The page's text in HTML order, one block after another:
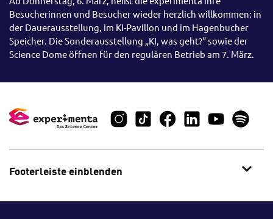
Besucherinnen und Besucher wieder herzlich willkommen: in
der Dauerausstellung, im KI-Pavillon und im Hagenbucher
Speicher. Die Sonderausstellung „KI, was geht?“ sowie der
Science Dome öffnen für den regulären Betrieb am 7. März.
Footerleiste einblenden